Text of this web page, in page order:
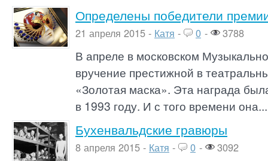
Определены победители
21 апреля 2015 - Катя - 0 - 3788
В апреле в московском
вручение престижной в
«Золотая маска». Эта награда
в 1993 году. И с того времени она...
Бухенвальдские гравюры
8 апреля 2015 - Катя - 0 - 3092